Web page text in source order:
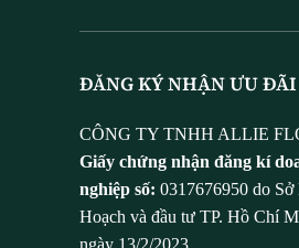
ĐĂNG KÝ NHẬN ƯU ĐÃI
CÔNG TY TNHH ALLIE
Giấy chứng nhận đăng kí
nghiệp số: 0317676950 do Sở
Hoạch và đầu tư TP. Hồ Chí